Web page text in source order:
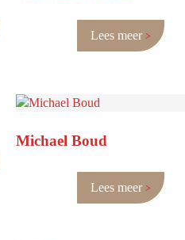
Lees meer
Michael Boud
Lees meer